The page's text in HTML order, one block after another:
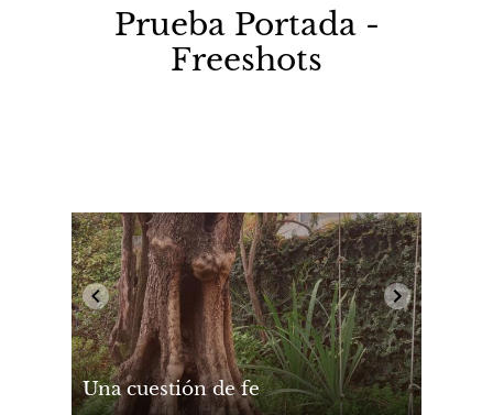
Prueba Portada -
Freeshots
Una cuestión de fe